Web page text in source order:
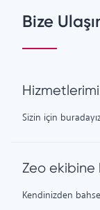
Bize
Sizin için
Zeo ekibine
Kendinizden